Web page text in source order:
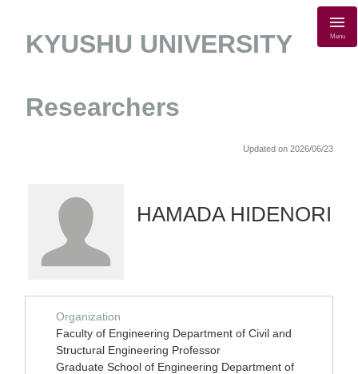
KYUSHU UNIVERSITY
Researchers
Menu
Updated on 2026/06/23
HAMADA HIDENORI
Organization
Faculty of Engineering Department of Civil and
Structural Engineering Professor
Graduate School of Engineering Department of